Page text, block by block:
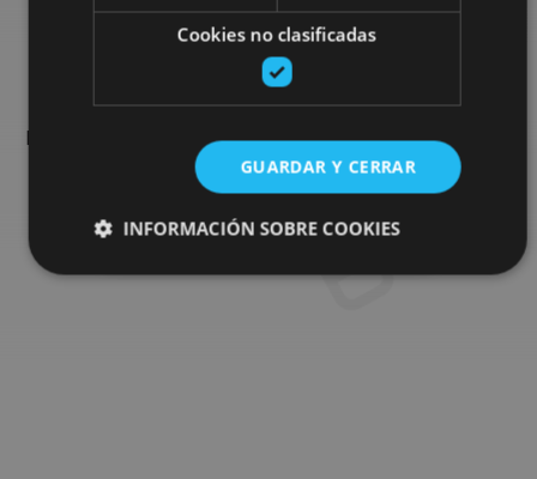
Busca más planes
Encuentra planes y sugerencias para completar tu viaje en
Navarra: actividades organizadas, visitas y los eventos más
destados de la agenda.
Ir al buscador de planes
Cookies no clasificadas
GUARDAR Y CERRAR
INFORMACIÓN SOBRE COOKIES